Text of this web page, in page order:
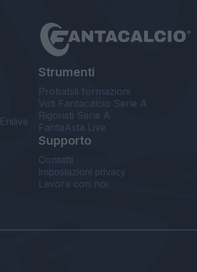
Strumenti
Probabili formazioni
Voti Fantacalcio Serie A
Rigoristi Serie A
FantaAsta Live
Supporto
Contatti
Impostazioni privacy
Lavora con noi